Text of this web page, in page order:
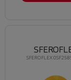
SFEROFLEX